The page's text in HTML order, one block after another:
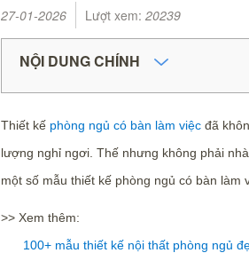
27-01-2026 Lượt xem: 20239
NỘI DUNG CHÍNH
Thiết kế phòng ngủ có bàn làm việcđã
lượng nghỉ ngơi. Thế nhưng không phải
một số mẫu thiết kế phòng ngủ có bàn làm
>> Xem thêm:
100+ mẫu thiết kế nội thất phòng ngủ